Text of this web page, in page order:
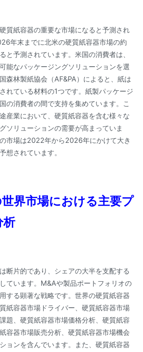
質紙容器の重要な市場になると予測され
年末までに北米の硬質紙容器市場の約
と予測されています。米国の消費者は、
能なパッケージングソリューションを選
森林製紙協会（AF&PA）によると、紙は
れている材料の1つです。紙製パッケージ
の消費者の間で支持を集めています。こ
産業において、硬質紙容器を含む様々な
ソリューションの需要が高まっていま
市場は2022年から2026年にかけて大き
想されています。
界市場における主要プ
析
断片的であり、シェアの大半を支配する
ています。M&Aや製品ポートフォリオの
する顕著な戦略です。世界の硬質紙容器
紙容器市場ドライバー、硬質紙容器市場
題、硬質紙容器市場価格分析、硬質紙容
容器市場販売分析、硬質紙容器市場機会
ョンを含んでいます。また、硬質紙容器